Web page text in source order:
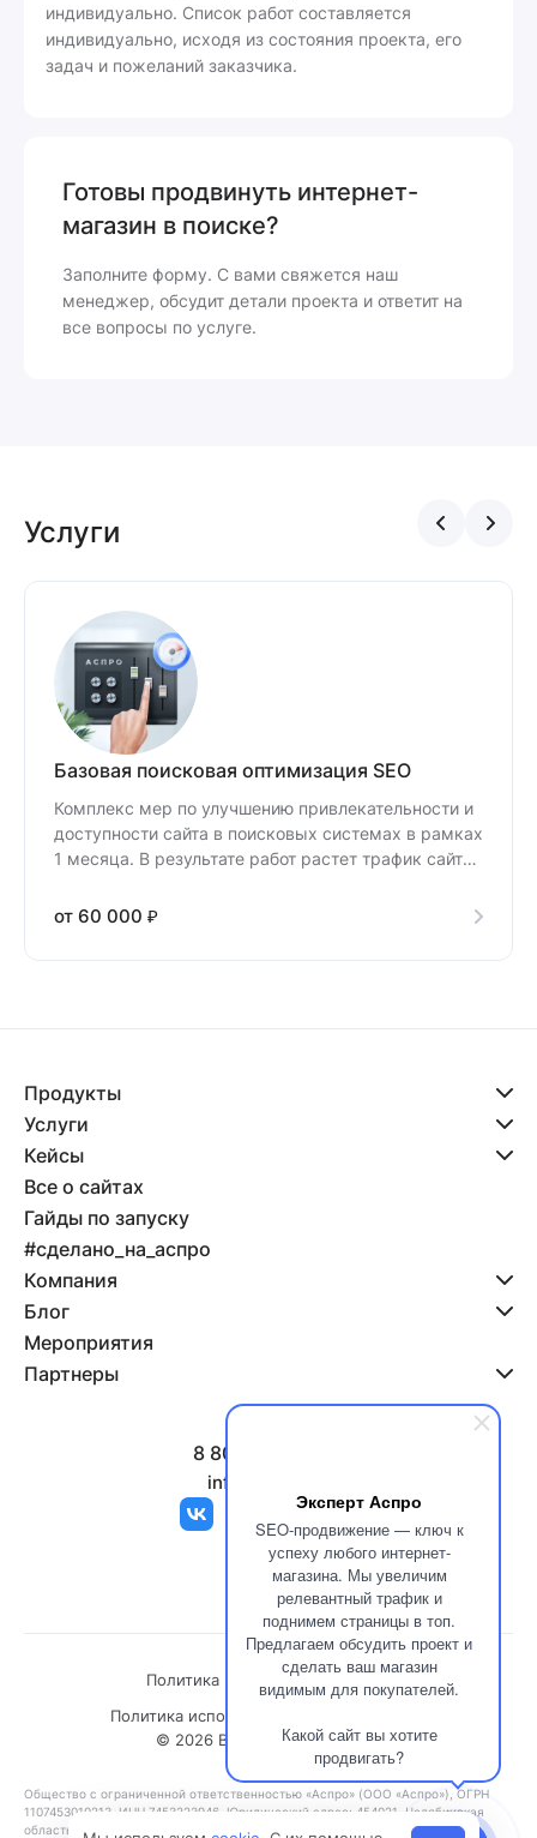
Эксперт Аспро
SEO-продвижение — ключ к
успеху любого интернет-
магазина. Мы увеличим
релевантный трафик и
поднимем страницы в топ.
Предлагаем обсудить проект и
сделать ваш магазин
видимым для покупателей.
Какой сайт вы хотите
продвигать?
индивидуально. Список работ составляется
индивидуально, исходя из состояния проекта, его
задач и пожеланий заказчика.
Готовы продвинуть интернет-
магазин в поиске?
Заполните форму. С вами свяжется наш
менеджер, обсудит детали проекта и ответит на
все вопросы по услуге.
Услуги
Базовая поисковая оптимизация SEO
Комплекс мер по улучшению привлекательности и
доступности сайта в поисковых системах в рамках
1 месяца. В результате работ растет трафик сайта,
от 60 000 ₽
Продукты
Услуги
Кейсы
Все о сайтах
Гайды по запуску
#сделано_на_аспро
Компания
Блог
Мероприятия
Партнеры
8 800 500-47-11
info@aspro.ru
© 2026 Все права защищены
Политика конфиденциальности
Политика использования файлов cookies
Общество с ограниченной ответственностью «Аспро» (ООО «Аспро»), ОГРН
1107453010213, ИНН 7453223946. Юридический адрес: 454021, Челябинская
область, г. Челябинск, ул. Молодогвардейцев, д. 31, этаж 8.